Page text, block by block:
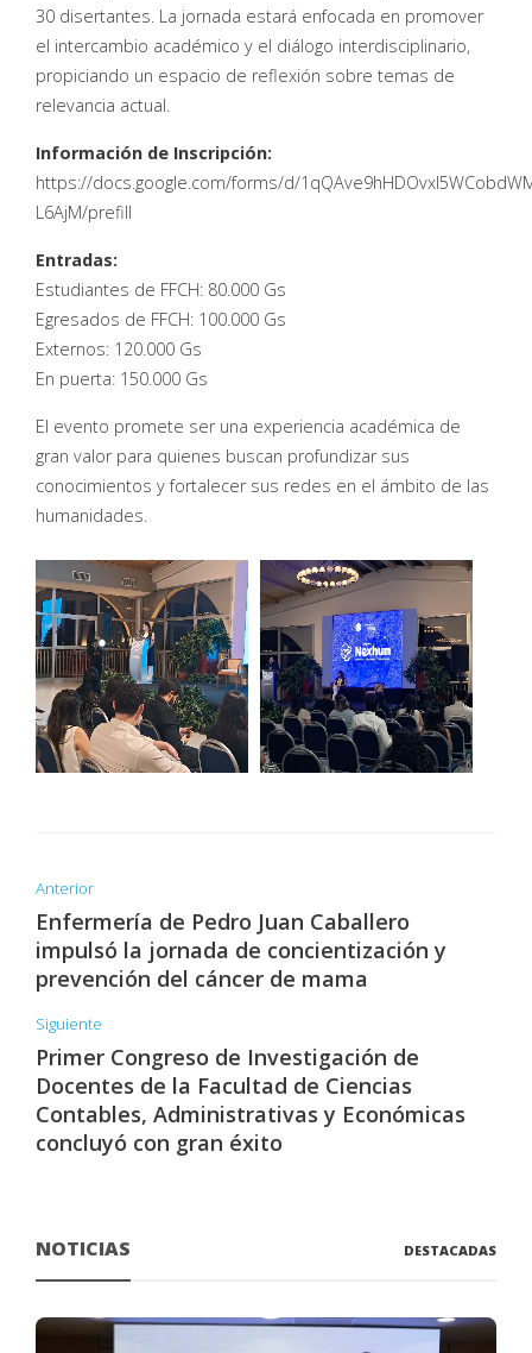
30 disertantes. La jornada estará enfocada en promover
el intercambio académico y el diálogo interdisciplinario,
propiciando un espacio de reflexión sobre temas de
relevancia actual.
Información de Inscripción:
https://docs.google.com/forms/d/
L6AjM/prefill
Entradas:
Estudiantes de FFCH: 80.000 Gs
Egresados de FFCH: 100.000 Gs
Externos: 120.000 Gs
En puerta: 150.000 Gs
El evento promete ser una experiencia académica de
gran valor para quienes buscan profundizar sus
conocimientos y fortalecer sus redes en el ámbito de las
humanidades.
Anterior
Enfermería de Pedro Juan Caballero
impulsó la jornada de concientización y
prevención del cáncer de mama
Siguiente
Primer Congreso de Investigación de
Docentes de la Facultad de Ciencias
Contables, Administrativas y Económicas
concluyó con gran éxito
NOTICIAS DESTACADAS